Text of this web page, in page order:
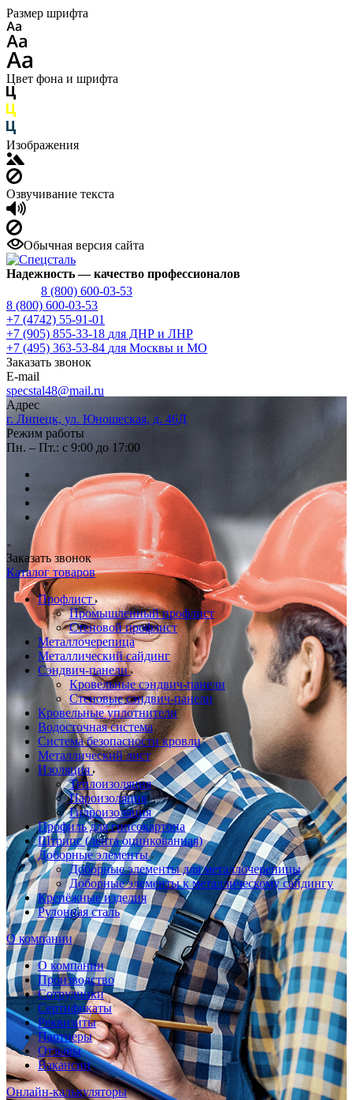
Размер шрифта
Цвет фона и шрифта
Изображения
Озвучивание текста
Обычная версия сайта
Надежность— качество профессионалов
8 (800) 600-03-53
8 (800) 600-03-53
+7 (4742) 55-91-01
+7 (905) 855-33-18 для ДНР и ЛНР
+7 (495) 363-53-84 для Москвы и МО
Заказать звонок
E-mail
specstal48@mail.ru
Адрес
г. Липецк, ул. Юношеская, д. 46Д
Режим работы
Пн. – Пт.: с 9:00 до 17:00
Заказать звонок
Каталог товаров
Профлист
Промышленный профлист
Стеновой профлист
Металлочерепица
Металлический сайдинг
Сэндвич-панели
Кровельные сэндвич-панели
Стеновые сэндвич-панели
Кровельные уплотнители
Водосточная система
Система безопасности кровли
Металлический лист
Изоляция
Теплоизоляция
Пароизоляция
Гидроизоляция
Профиль для гипсокартона
Штрипс (лента оцинкованная)
Доборные элементы
Доборные элементы для металлочерепицы
Доборные элементы к металлическому сайдингу
Крепёжные изделия
Рулонная сталь
О компании
О компании
Производство
Сотрудники
Сертификаты
Реквизиты
Партнеры
Отзывы
Вакансии
Онлайн-калькуляторы